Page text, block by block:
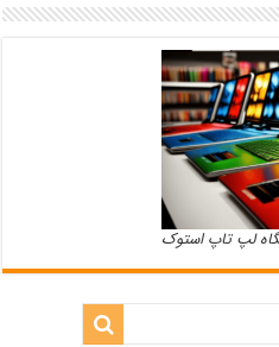
لپ تاپ استوک